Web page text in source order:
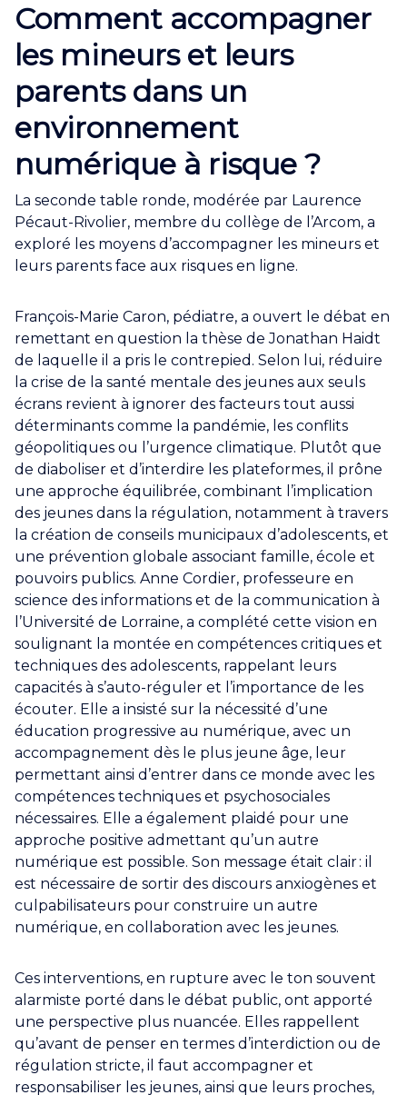
Comment accompagner
les mineurs et leurs
parents dans un
environnement
numérique à risque ?
La seconde table ronde, modérée par Laurence
Pécaut-Rivolier, membre du collège de l’Arcom, a
exploré les moyens d’accompagner les mineurs et
leurs parents face aux risques en ligne.
François-Marie Caron, pédiatre, a ouvert le débat en
remettant en question la thèse de Jonathan Haidt
de laquelle il a pris le contrepied. Selon lui, réduire
la crise de la santé mentale des jeunes aux seuls
écrans revient à ignorer des facteurs tout aussi
déterminants comme la pandémie, les conflits
géopolitiques ou l’urgence climatique. Plutôt que
de diaboliser et d’interdire les plateformes, il prône
une approche équilibrée, combinant l’implication
des jeunes dans la régulation, notamment à travers
la création de conseils municipaux d’adolescents, et
une prévention globale associant famille, école et
pouvoirs publics. Anne Cordier, professeure en
science des informations et de la communication à
l’Université de Lorraine, a complété cette vision en
soulignant la montée en compétences critiques et
techniques des adolescents, rappelant leurs
capacités à s’auto-réguler et l’importance de les
écouter. Elle a insisté sur la nécessité d’une
éducation progressive au numérique, avec un
accompagnement dès le plus jeune âge, leur
permettant ainsi d’entrer dans ce monde avec les
compétences techniques et psychosociales
nécessaires. Elle a également plaidé pour une
approche positive admettant qu’un autre
numérique est possible. Son message était clair : il
est nécessaire de sortir des discours anxiogènes et
culpabilisateurs pour construire un autre
numérique, en collaboration avec les jeunes.
Ces interventions, en rupture avec le ton souvent
alarmiste porté dans le débat public, ont apporté
une perspective plus nuancée. Elles rappellent
qu’avant de penser en termes d’interdiction ou de
régulation stricte, il faut accompagner et
responsabiliser les jeunes, ainsi que leurs proches,